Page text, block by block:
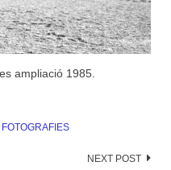
ampliació 1985.
FOTOGRAFIES
NEXT POST